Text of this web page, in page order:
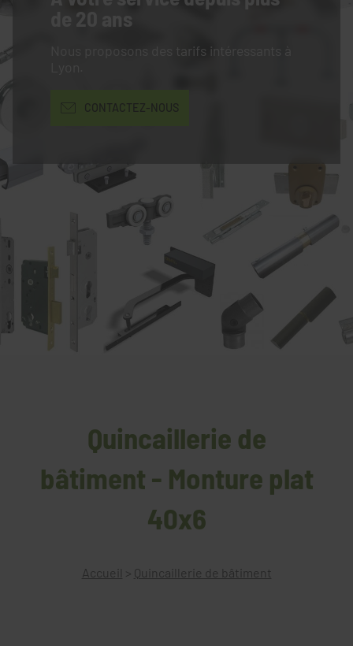
de 20 ans
Nous proposons des tarifs intéressants à
CONTACTEZ-NOUS
Quincaillerie de
bâtiment - Monture plat
40x6
Accueil > Quincaillerie de bâtiment